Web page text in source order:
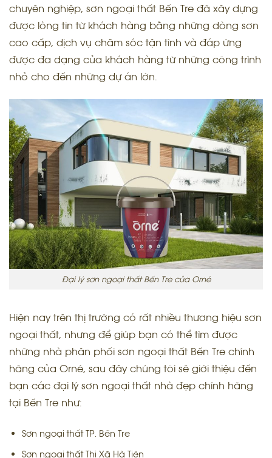
chuyên nghiệp, sơn ngoại thất Bến Tre đã xây dựng
được lòng tin từ khách hàng bằng những dòng sơn
cao cấp, dịch vụ chăm sóc tận tình và đáp ứng
được đa dạng của khách hàng từ những công trình
nhỏ cho đến những dự án lớn.
Đại lý sơn ngoại thất Bến Tre của Orné
Hiện nay trên thị trường có rất nhiều thương hiệu sơn
ngoại thất, nhưng để giúp bạn có thể tìm được
những nhà phân phối sơn ngoại thất Bến Tre chính
hãng của Orné, sau đây chúng tôi sẽ giới thiệu đến
bạn các đại lý sơn ngoại thất nhà đẹp chính hãng
tại Bến Tre như:
Sơn ngoại thất TP. Bến Tre
Sơn ngoại thất Thị Xã Hà Tiên